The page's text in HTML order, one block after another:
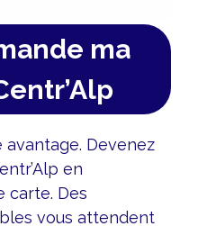
ma
avantage. Devenez
en
carte. Des
vous attendent